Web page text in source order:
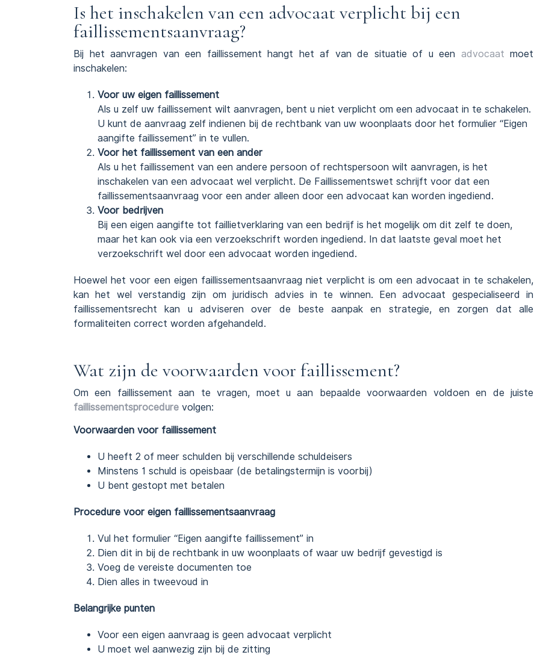
Is het inschakelen van een advocaat verplicht bij een
faillissementsaanvraag?
Bij het aanvragen van een faillissement hangt het af van de situatie of u een advocaat moet
inschakelen:
Voor uw eigen faillissement
Als u zelf uw faillissement wilt aanvragen, bent u niet verplicht om een advocaat in te schakelen.
U kunt de aanvraag zelf indienen bij de rechtbank van uw woonplaats door het formulier “Eigen
aangifte faillissement” in te vullen.
Voor het faillissement van een ander
Als u het faillissement van een andere persoon of rechtspersoon wilt aanvragen, is het
inschakelen van een advocaat wel verplicht. De Faillissementswet schrijft voor dat een
faillissementsaanvraag voor een ander alleen door een advocaat kan worden ingediend.
Voor bedrijven
Bij een eigen aangifte tot faillietverklaring van een bedrijf is het mogelijk om dit zelf te doen,
maar het kan ook via een verzoekschrift worden ingediend. In dat laatste geval moet het
verzoekschrift wel door een advocaat worden ingediend.
Hoewel het voor een eigen faillissementsaanvraag niet verplicht is om een advocaat in te schakelen,
kan het wel verstandig zijn om juridisch advies in te winnen. Een advocaat gespecialiseerd in
faillissementsrecht kan u adviseren over de beste aanpak en strategie, en zorgen dat alle
formaliteiten correct worden afgehandeld.
Wat zijn de voorwaarden voor faillissement?
Om een faillissement aan te vragen, moet u aan bepaalde voorwaarden voldoen en de juiste
faillissementsprocedure volgen:
Voorwaarden voor faillissement
U heeft 2 of meer schulden bij verschillende schuldeisers
Minstens 1 schuld is opeisbaar (de betalingstermijn is voorbij)
U bent gestopt met betalen
Procedure voor eigen faillissementsaanvraag
Vul het formulier “Eigen aangifte faillissement” in
Dien dit in bij de rechtbank in uw woonplaats of waar uw bedrijf gevestigd is
Voeg de vereiste documenten toe
Dien alles in tweevoud in
Belangrijke punten
Voor een eigen aanvraag is geen advocaat verplicht
U moet wel aanwezig zijn bij de zitting